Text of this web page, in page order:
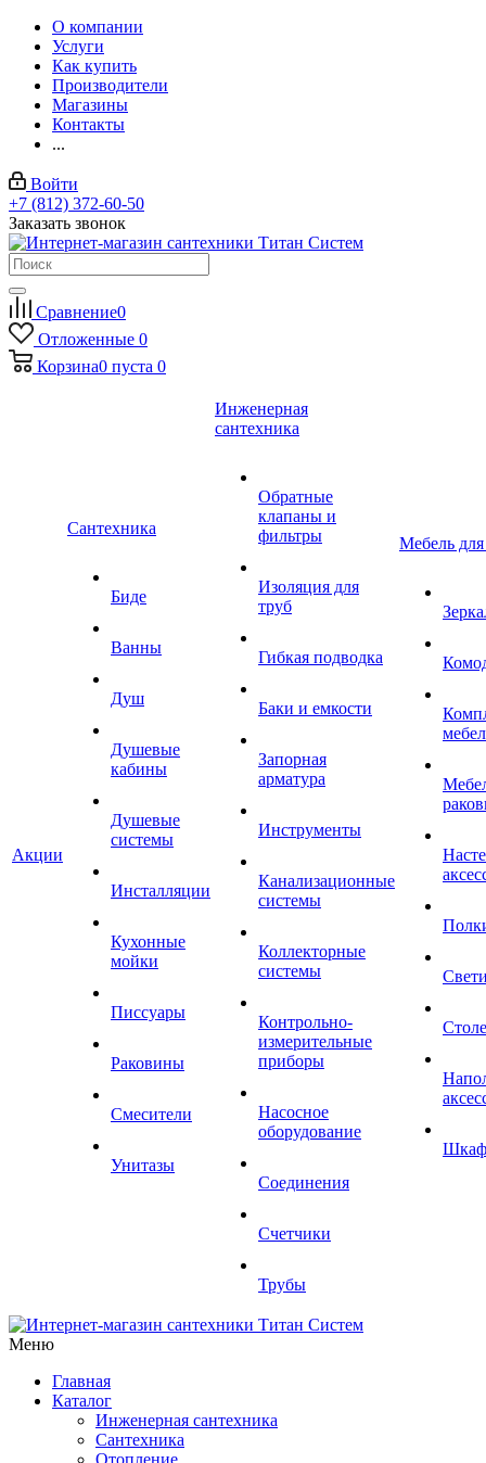
О компании
Услуги
Как купить
Производители
Магазины
Контакты
...
Войти
+7 (812) 372-60-50
Заказать звонок
Сравнение0
Отложенные 0
Корзина0 пуста 0
Акции
Сантехника
Биде
Ванны
Душ
Душевые
кабины
Душевые
системы
Инсталляции
Кухонные
мойки
Писсуары
Раковины
Смесители
Унитазы
Инженерная
сантехника
Обратные
клапаны и
фильтры
Изоляция для
труб
Гибкая подводка
Баки и емкости
Запорная
арматура
Инструменты
Канализационные
системы
Коллекторные
системы
Контрольно-
измерительные
приборы
Насосное
оборудование
Соединения
Счетчики
Трубы
Мебель
Меню
Главная
Каталог
Инженерная сантехника
Сантехника
Отопление